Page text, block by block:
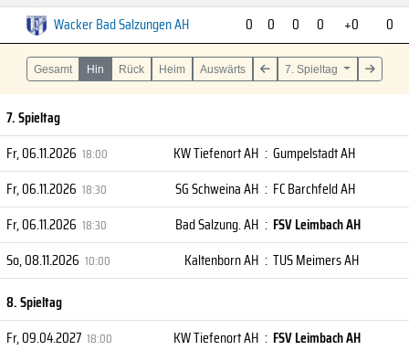
Wacker Bad Salzungen AH
0 0 0 0 +0 0
Gesamt Hin Rück Heim Auswärts 7. Spieltag
7. Spieltag
Fr, 06.11.2026 18:00 KW Tiefenort AH : Gumpelstadt AH
Fr, 06.11.2026 18:30 SG Schweina AH : FC Barchfeld AH
Fr, 06.11.2026 18:30 Bad Salzung. AH : FSV Leimbach AH
So, 08.11.2026 10:00 Kaltenborn AH : TUS Meimers AH
8. Spieltag
Fr, 09.04.2027 18:00 KW Tiefenort AH : FSV Leimbach AH